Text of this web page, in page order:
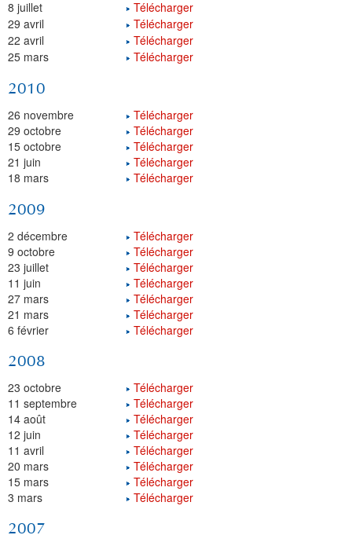
8 juillet
Télécharger
29 avril
Télécharger
22 avril
Télécharger
25 mars
Télécharger
2010
26 novembre
Télécharger
29 octobre
Télécharger
15 octobre
Télécharger
21 juin
Télécharger
18 mars
Télécharger
2009
2 décembre
Télécharger
9 octobre
Télécharger
23 juillet
Télécharger
11 juin
Télécharger
27 mars
Télécharger
21 mars
Télécharger
6 février
Télécharger
2008
23 octobre
Télécharger
11 septembre
Télécharger
14 août
Télécharger
12 juin
Télécharger
11 avril
Télécharger
20 mars
Télécharger
15 mars
Télécharger
3 mars
Télécharger
2007